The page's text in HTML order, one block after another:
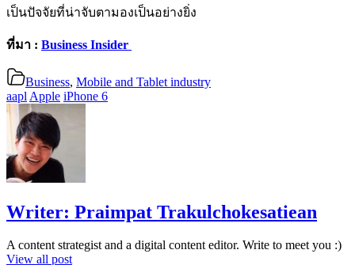
เป็นปัจจัยที่น่าจับตามองเป็นอย่างยิ่ง
ที่มา : Business Insider
Business, Mobile and Tablet industry
aapl Apple iPhone 6
Writer: Praimpat Trakulchokesatiean
A content strategist and a digital content editor. Write to meet you :)
View all post